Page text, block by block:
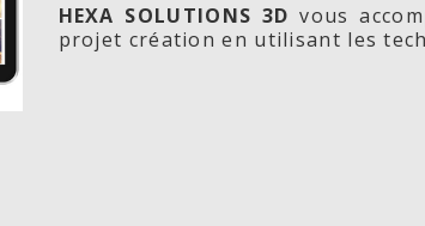
HEXA SOLUTIONS 3D vous
projet création en utilisant les